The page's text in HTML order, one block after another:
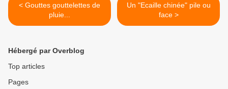
< Gouttes gouttelettes de
pluie...
Un "Ecaille chinée" pile ou
face >
Hébergé par Overblog
Top articles
Pages